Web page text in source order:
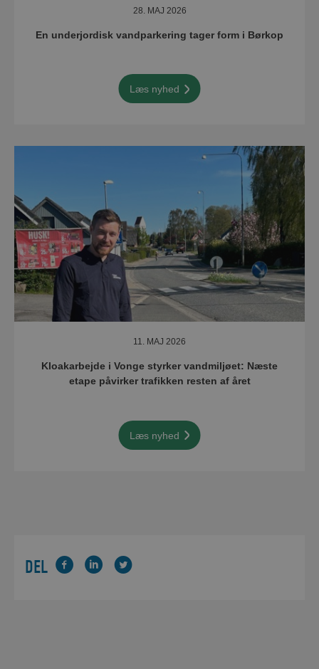
28. MAJ 2026
En underjordisk vandparkering tager form i Børkop
Læs nyhed
11. MAJ 2026
Kloakarbejde i Vonge styrker vandmiljøet: Næste
etape påvirker trafikken resten af året
Læs nyhed
DEL